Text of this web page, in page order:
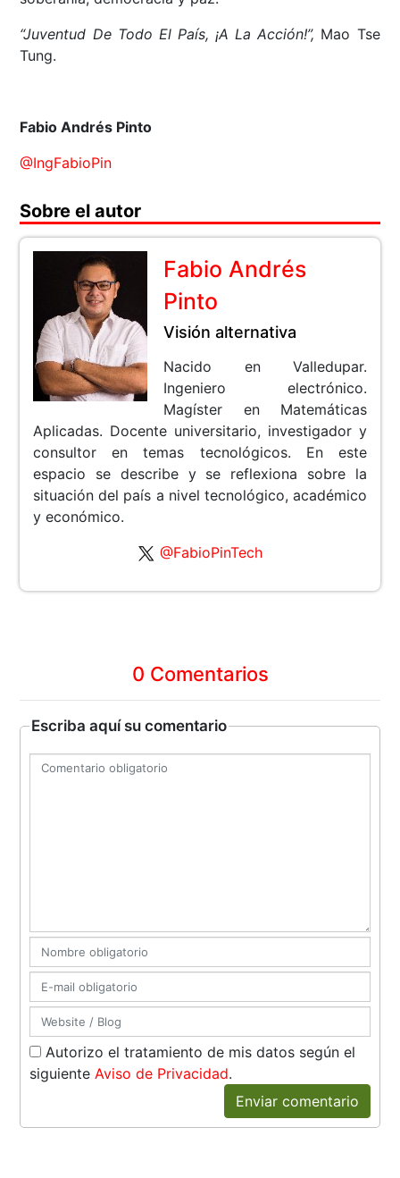
“Juventud De Todo El País, ¡A La Acción!”, Mao Tse
Tung.
Fabio Andrés Pinto
@IngFabioPin
Sobre el autor
Fabio Andrés
Pinto
Visión alternativa
Nacido en Valledupar.
Ingeniero electrónico.
Magíster en Matemáticas
Aplicadas. Docente universitario, investigador y
consultor en temas tecnológicos. En este
espacio se describe y se reflexiona sobre la
situación del país a nivel tecnológico, académico
y económico.
@FabioPinTech
0 Comentarios
Escriba aquí su comentario
Autorizo el tratamiento de mis datos según el
siguiente Aviso de Privacidad.
Enviar comentario